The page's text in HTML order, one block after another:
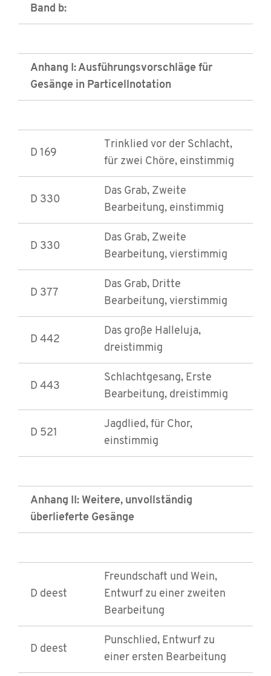
Band b:
Anhang I: Ausführungsvorschläge für
Gesänge in Particellnotation
D 169
Trinklied vor der Schlacht,
für zwei Chöre, einstimmig
D 330
Das Grab, Zweite
Bearbeitung, einstimmig
D 330
Das Grab, Zweite
Bearbeitung, vierstimmig
D 377
Das Grab, Dritte
Bearbeitung, vierstimmig
D 442
Das große Halleluja,
dreistimmig
D 443
Schlachtgesang, Erste
Bearbeitung, dreistimmig
D 521
Jagdlied, für Chor,
einstimmig
Anhang II: Weitere, unvollständig
überlieferte Gesänge
D deest
Freundschaft und Wein,
Entwurf zu einer zweiten
Bearbeitung
D deest
Punschlied, Entwurf zu
einer ersten Bearbeitung